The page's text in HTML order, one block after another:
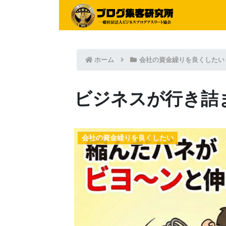
ホーム 会社の資金繰りを良くしたい
ビジネスが行き
会社の資金繰りを良くしたい